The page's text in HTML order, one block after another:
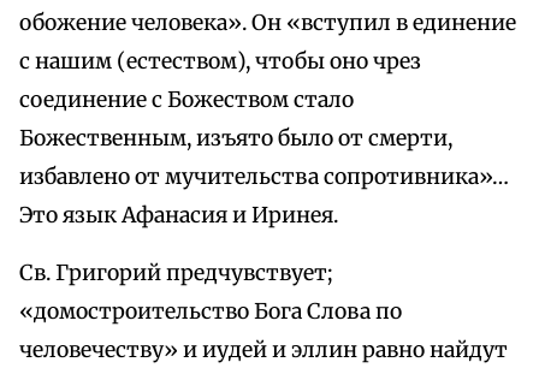
обожение человека». Он «вступил в единение
с нашим (естеством), чтобы оно чрез
соединение с Божеством стало
Божественным, изъято было от смерти,
избавлено от мучительства сопротивника»…
Это язык Афанасия и Иринея.
Св. Григорий предчувствует;
«домостроительство Бога Слова по
человечеству» и иудей и эллин равно найдут